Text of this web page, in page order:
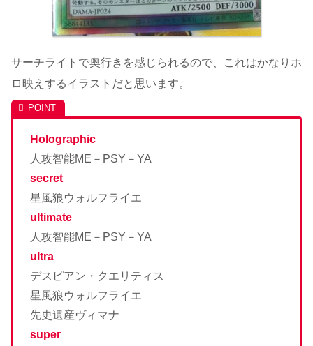
サーチライトで奥行きを感じられるので、これはかなりホ
ロ映えするイラストだと思います。
Holographic
人攻智能ME－PSY－YA
secret
星風狼ウォルフライエ
ultimate
人攻智能ME－PSY－YA
ultra
デスピアン・クエリティス
星風狼ウォルフライエ
先史遺産ヴィマナ
super